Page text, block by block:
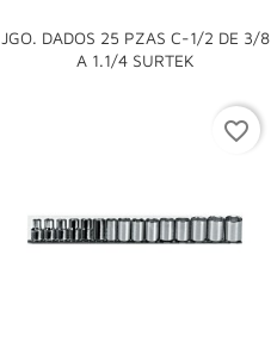
JGO. DADOS 25 PZAS C-1/2 DE 3/8
A 1.1/4 SURTEK

favorite_border